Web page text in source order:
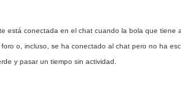
está conectada en el chat cuando la bola que tiene
o, incluso, se ha conectado al chat pero no ha
y pasar un tiempo sin actividad.